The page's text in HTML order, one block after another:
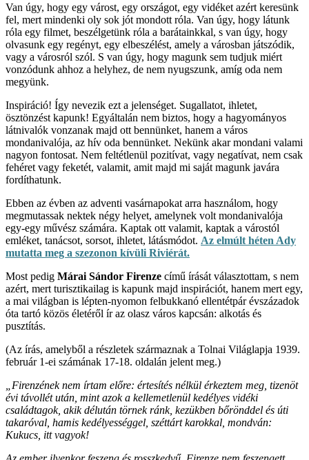
Van úgy, hogy egy várost, egy országot, egy vidéket azért keresünk
fel, mert mindenki oly sok jót mondott róla. Van úgy, hogy látunk
róla egy filmet, beszélgetünk róla a barátainkkal, s van úgy, hogy
olvasunk egy regényt, egy elbeszélést, amely a városban játszódik,
vagy a városról szól. S van úgy, hogy magunk sem tudjuk miért
vonzódunk ahhoz a helyhez, de nem nyugszunk, amíg oda nem
megyünk.
Inspiráció! Így nevezik ezt a jelenséget. Sugallatot, ihletet,
ösztönzést kapunk! Egyáltalán nem biztos, hogy a hagyományos
látnivalók vonzanak majd ott bennünket, hanem a város
mondanivalója, az hív oda bennünket. Nekünk akar mondani valami
nagyon fontosat. Nem feltétlenül pozitívat, vagy negatívat, nem csak
fehéret vagy feketét, valamit, amit majd mi saját magunk javára
fordíthatunk.
Ebben az évben az adventi vasárnapokat arra használom, hogy
megmutassak nektek négy helyet, amelynek volt mondanivalója
egy-egy művész számára. Kaptak ott valamit, kaptak a várostól
emléket, tanácsot, sorsot, ihletet, látásmódot. Az elmúlt héten Ady
mutatta meg a szezonon kívüli Riviérát.
Most pedig Márai Sándor Firenze című írását választottam, s nem
azért, mert turisztikailag is kapunk majd inspirációt, hanem mert egy,
a mai világban is lépten-nyomon felbukkanó ellentétpár évszázadok
óta tartó közös életéről ír az olasz város kapcsán: alkotás és
pusztítás.
(Az írás, amelyből a részletek származnak a Tolnai Világlapja 1939.
február 1-ei számának 17-18. oldalán jelent meg.)
„Firenzének nem írtam előre: értesítés nélkül érkeztem meg, tizenöt
évi távollét után, mint azok a kellemetlenül kedélyes vidéki
családtagok, akik délután törnek ránk, kezükben bőrönddel és úti
takaróval, hamis kedélyességgel, széttárt karokkal, mondván:
Kukucs, itt vagyok!